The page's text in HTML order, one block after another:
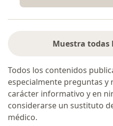
Muestra todas
Todos los contenidos
especialmente preguntas y
carácter informativo y en
considerarse un sustituto
médico.